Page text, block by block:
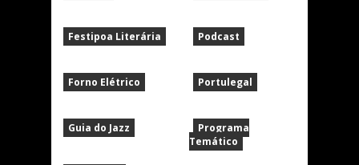
Festipoa Literária
Forno Elétrico
Guia do Jazz
Podcast
Portulegal
Programa
Temático